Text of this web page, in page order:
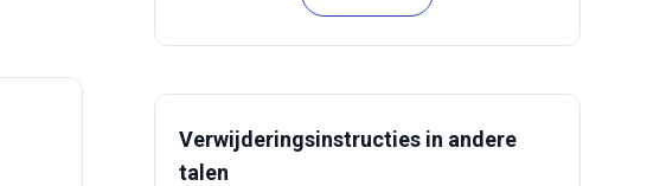
Verwijderingsinstructies in andere
talen